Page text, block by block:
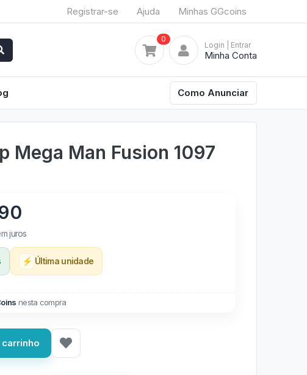
Registrar-se Ajuda Minhas GGcoins
0
Login | Entrar
Minha Conta
Como Anunciar
Mega Man Fusion 1097
juros
⚡ Última unidade
nesta compra